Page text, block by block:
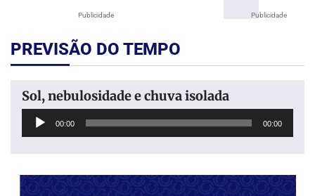
Publicidade Publicidade
PREVISÃO DO TEMPO
Sol, nebulosidade e chuva isolada
Tocador
00:00 00:00